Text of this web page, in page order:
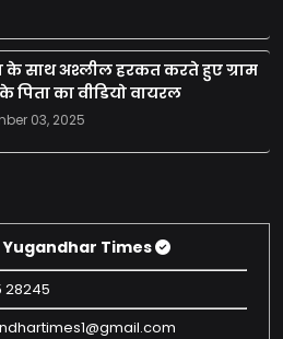
के साथ अश्लील हरकत करते हुए ग्राम
पिता का वीडियो वायरल
03, 2025
Times
28245